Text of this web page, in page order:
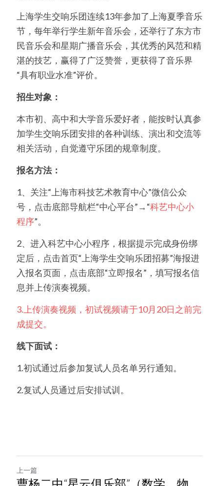
上海学生交响乐团连续13年参加了上海夏季音乐
节，每年举行学生新年音乐会，还举行了东方市
民音乐会和星期广播音乐会，其优秀的风范和精
湛的技艺，赢得了广泛赞誉，更获得了音乐界
“具有职业水准”评价。
招生对象：
本市初、高中和大学音乐爱好者，能按时认真参
加学生交响乐团安排的各种训练、演出和交流等
相关活动，自觉遵守乐团的规章制度。
报名方法：
1、关注“上海市科技艺术教育中心”微信公众
号，点击底部导航栏“中心平台”→“科艺中心小
程序”。
2、进入科艺中心小程序，根据提示完成身份绑
定后，点击首页“上海学生交响乐团招募”海报进
入报名页面，点击底部“立即报名”，填写报名信
息并上传演奏视频。
3.上传演奏视频，初试视频请于10月20日之前完
成提交。
线下面试：
1.初试通过后参加复试人员名单另行通知。
2.复试人员通过后安排试训。
上一篇